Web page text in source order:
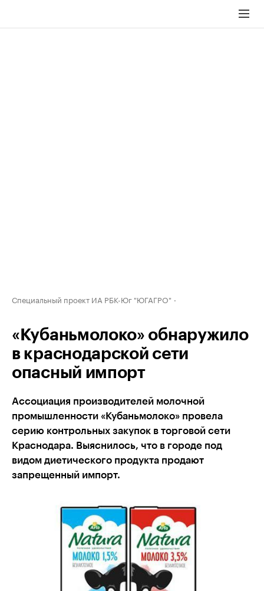
Специальный проект ИА РБК-Юг "ЮГАГРО"
«Кубаньмолоко» обнаружило
в краснодарской сети
опасный импорт
Ассоциация производителей молочной
промышленности «Кубаньмолоко» провела
серию контрольных закупок в торговой сети
Краснодара. Выяснилось, что в городе под
видом диетического продукта продают
запрещенный импорт.